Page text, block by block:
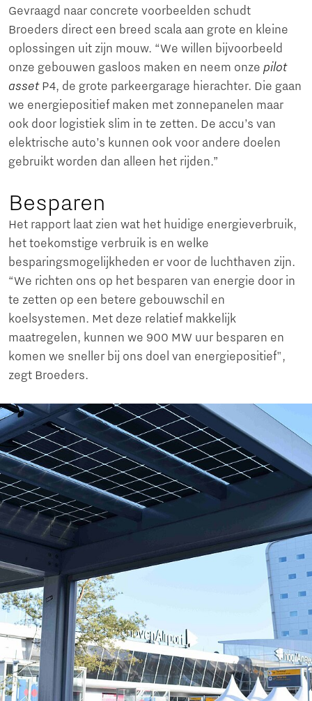
Gevraagd naar concrete voorbeelden schudt
Broeders direct een breed scala aan grote en kleine
oplossingen uit zijn mouw. “We willen bijvoorbeeld
onze gebouwen gasloos maken en neem onze pilot
assetP4, de grote parkeergarage hierachter. Die gaan
we energiepositief maken met zonnepanelen maar
ook door logistiek slim in te zetten. De accu’s van
elektrische auto’s kunnen ook voor andere doelen
gebruikt worden dan alleen het rijden.”
Besparen
Het rapport laat zien wat het huidige energieverbruik,
het toekomstige verbruik is en welke
besparingsmogelijkheden er voor de luchthaven zijn.
“We richten ons op het besparen van energie door in
te zetten op een betere gebouwschil en
koelsystemen. Met deze relatief makkelijk
maatregelen, kunnen we 900 MW uur besparen en
komen we sneller bij ons doel van energiepositief",
zegt Broeders.